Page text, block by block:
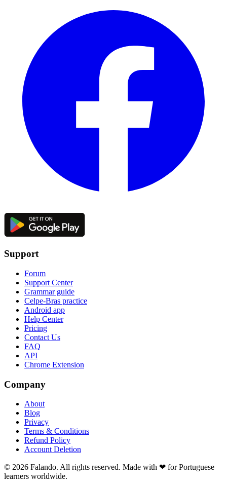
Support
Forum
Support Center
Grammar guide
Celpe-Bras practice
Android app
Help Center
Pricing
Contact Us
FAQ
API
Chrome Extension
Company
About
Blog
Privacy
Terms & Conditions
Refund Policy
Account Deletion
© 2026 Falando. All rights reserved. Made with ❤ for Portuguese
learners worldwide.